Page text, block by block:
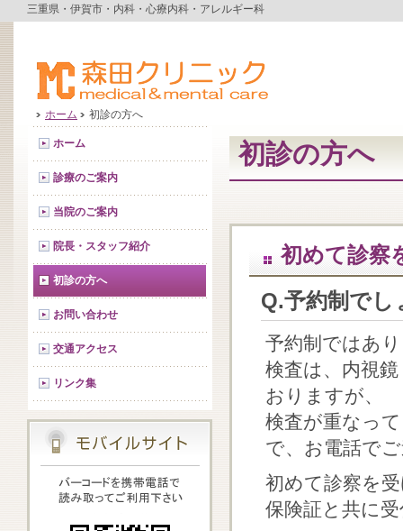
三重県・伊賀市・内科・心療内科・アレルギー科
ホーム 初診の方へ
初診の方へ
初めて診察
Q.予約制でし
予約制ではあ
検査は、内視
おりますが、
検査が重なっ
で、お電話で
初めて診察を
保険証と共に
ホーム
診療のご案内
当院のご案内
院長・スタッフ紹介
初診の方へ
お問い合わせ
交通アクセス
リンク集